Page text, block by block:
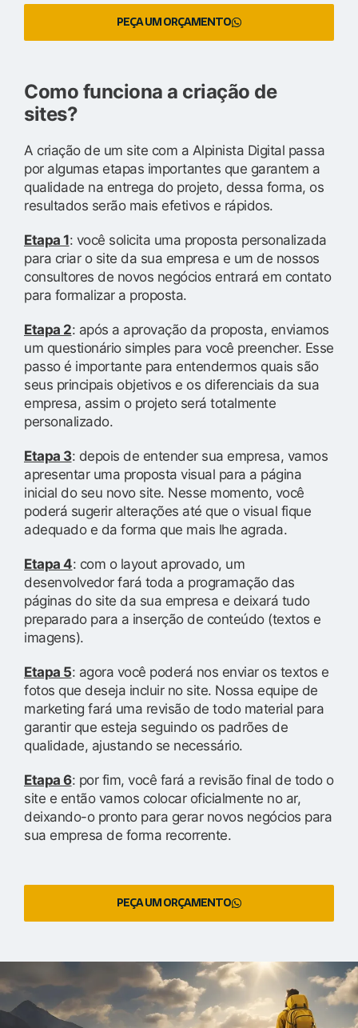
PEÇA UM ORÇAMENTO
Como funciona a criação de
sites?
A criação de um site com a Alpinista Digital passa
por algumas etapas importantes que garantem a
qualidade na entrega do projeto, dessa forma, os
resultados serão mais efetivos e rápidos.
Etapa 1: você solicita uma proposta personalizada
para criar o site da sua empresa e um de nossos
consultores de novos negócios entrará em contato
para formalizar a proposta.
Etapa 2: após a aprovação da proposta, enviamos
um questionário simples para você preencher. Esse
passo é importante para entendermos quais são
seus principais objetivos e os diferenciais da sua
empresa, assim o projeto será totalmente
personalizado.
Etapa 3: depois de entender sua empresa, vamos
apresentar uma proposta visual para a página
inicial do seu novo site. Nesse momento, você
poderá sugerir alterações até que o visual fique
adequado e da forma que mais lhe agrada.
Etapa 4: com o layout aprovado, um
desenvolvedor fará toda a programação das
páginas do site da sua empresa e deixará tudo
preparado para a inserção de conteúdo (textos e
imagens).
Etapa 5: agora você poderá nos enviar os textos e
fotos que deseja incluir no site. Nossa equipe de
marketing fará uma revisão de todo material para
garantir que esteja seguindo os padrões de
qualidade, ajustando se necessário.
Etapa 6: por fim, você fará a revisão final de todo o
site e então vamos colocar oficialmente no ar,
deixando-o pronto para gerar novos negócios para
sua empresa de forma recorrente.
PEÇA UM ORÇAMENTO